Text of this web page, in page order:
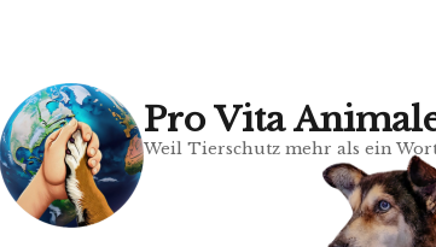
Pro Vita
Weil Tierschutz mehr als ein